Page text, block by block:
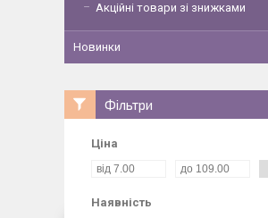
Акційні товари зі знижками
Новинки
Фільтри
Ціна
Наявність